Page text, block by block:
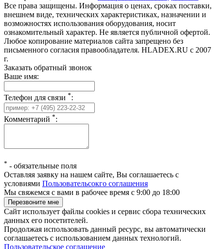
Все права защищены. Информация о ценах, сроках поставки,
внешнем виде, технических характеристиках, назначении и
возможностях использования оборудования, носит
ознакомительный характер. Не является публичной офертой.
Любое копирование материалов сайта запрещено без
письменного согласия правообладателя. HLADEX.RU c 2007
г.
Заказать обратный звонок
Ваше имя:
Телефон для связи *:
Комментарий *:
* - обязательные поля
Оставляя заявку на нашем сайте, Вы соглашаетесь с
условиями Пользовательсокго соглашения
Мы свяжемся с вами в рабочее время с 9:00 до 18:00
Сайт использует файлы cookies и сервис сбора технических
данных его посетителей.
Продолжая использовать данный ресурс, вы автоматически
соглашаетесь с использованием данных технологий.
Пользовательское соглашение